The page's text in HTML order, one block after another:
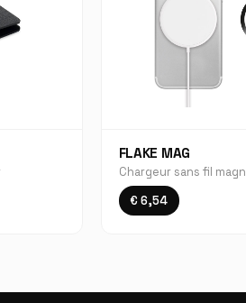
FLAKE MAG
Chargeur sans fil
€ 6,54